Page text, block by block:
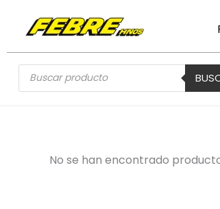
contenido
Búsqueda
de
productos
No se han encontrado